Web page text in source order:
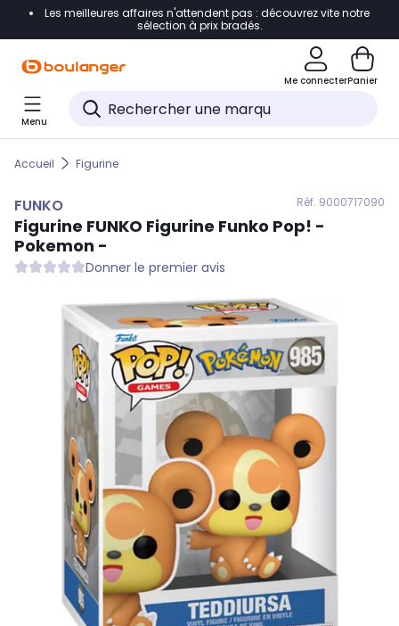
Accéder directement à la navigation
Accéder directement au pied de page
Accéder directement au chatbot
Les meilleures affaires n'attendent pas : découvrez vite notre
sélection à prix bradés.
Me connecterPanier
Menu
Accueil Figurine
FUNKO Réf. 9000717090
Figurine FUNKO Figurine Funko Pop! -
Pokemon -
Donner le premier avis